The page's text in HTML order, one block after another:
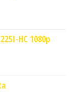
HC 1080p